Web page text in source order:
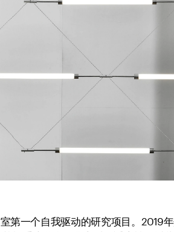
第一个自我驱动的研究项目。2019